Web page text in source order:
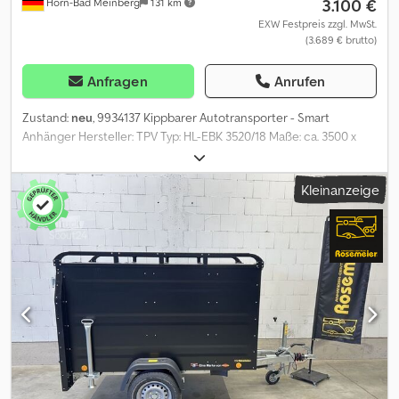
3.100 €
EXW Festpreis zzgl. MwSt.
(3.689 € brutto)
Anfragen Anrufen
Zustand: neu, 9934137 Kippbarer Autotransporter - Smart
Anhänger Hersteller: TPV Typ: HL-EBK 3520/18 Maße: ca. 3500 x
2000 mm L x B Kippbarer Kleinfahrzeugtransporter Zul.
Gesamtgewicht: ca. 1800 Kg Leergewicht: ca. 465 kg Nutzlast: ca.
1335 kg (Nutzlastangaben können je nach Ausstattung und
Konstruktion abweichen) Feuerverzinkte Zugdeichsel mit
Längsträgerfahrgestell Kippbare Ladefläche - mit flachem
Auffahrwinkel und 2 stabilen Stahlauffahrschienen zum Anlegen
Gasdruckdämpfer zum leichten Kippen und Senken der
Ladefläche Auflaufgebremst mit Rückfahrautomatik Lochblech-
Fahrbahn - ideal zum befestigen von Zurrgurten Vorbereitung für
Windenbock wahlweise links oder rechts steckbar
Automatikstützrad 13 Zoll Schwerlastbereifung Stecker 13-polig
Radstoßdämfper inkl. 100 km/h Gutachten Inkl. Fahrzeugpapiere
Mögliche weitere Optionen und Zubehör für diesen Anhänger:
Kleinanzeige